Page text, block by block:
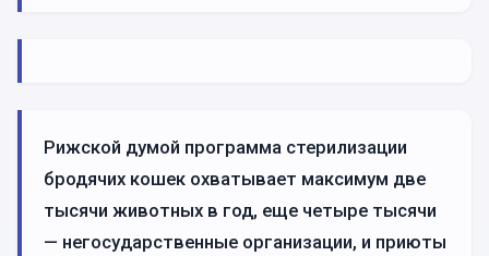
Рижской думой программа стерилизации
бродячих кошек охватывает максимум две
тысячи животных в год, еще четыре тысячи
— негосударственные организации, и приюты